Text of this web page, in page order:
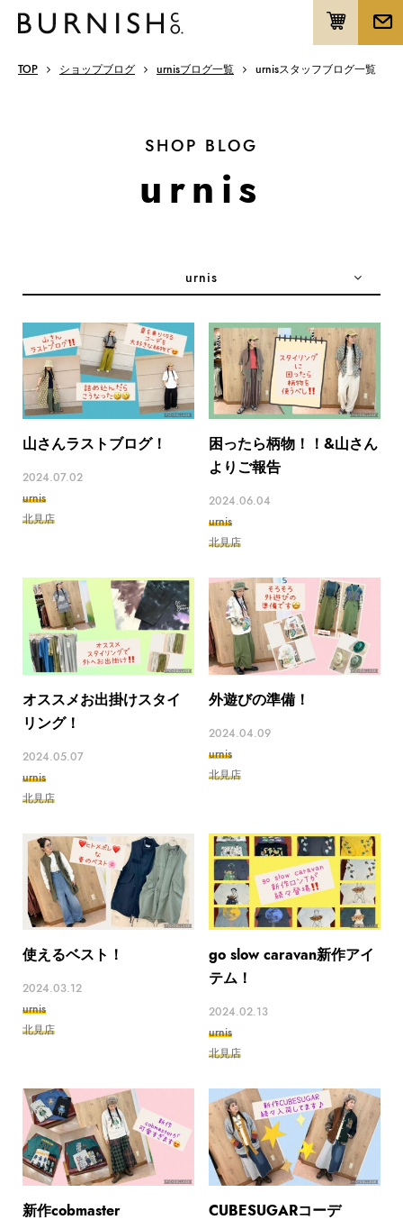
TOP ショップブログ urnisブログ一覧 urnisスタッフブログ一覧
SHOP BLOG
urnis
urnis
山さんラストブログ！
2024.07.02
urnis
北見店
困ったら柄物！！&山さん
よりご報告
2024.06.04
urnis
北見店
オススメお出掛けスタイ
リング！
2024.05.07
urnis
北見店
外遊びの準備！
2024.04.09
urnis
北見店
使えるベスト！
2024.03.12
urnis
北見店
go slow caravan新作アイ
テム！
2024.02.13
urnis
北見店
新作cobmaster CUBESUGARコーデ